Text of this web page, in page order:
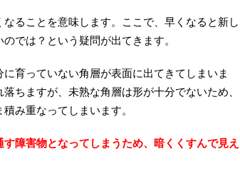
ることを意味します。ここで、早くなると新し
では？という疑問が出てきます。
育っていない角層が表面に出てきてしまいま
ちますが、未熟な角層は形が十分でないため、
み重なってしまいます。
す障害物となってしまうため、暗くくすんで見え